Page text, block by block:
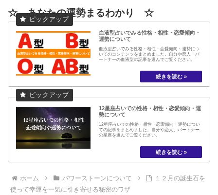
☆ あなたの運勢まるわかり ☆
血液型占いでみる性格・相性・恋愛傾向・
運勢について
血液型占いでみる性格・相性・恋愛傾向・運勢につ
いてのコンテンツをまとめました。自分や恋人・パ
ートナーの血液型の記事を選んでご覧ください。
12星座占いでの性格・相性・恋愛傾向・運
勢について
12星座占いでの性格・相性・恋愛傾向・運勢につい
ての記事をまとめました。自分や恋人、パートナー
の星座を選んでご覧ください。
ホーム パワーストーンについて
１２月の誕生石を
使って幸運を一気に引き寄せる秘密のワザ